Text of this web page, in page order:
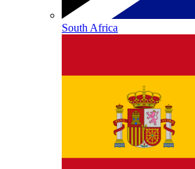
South Africa